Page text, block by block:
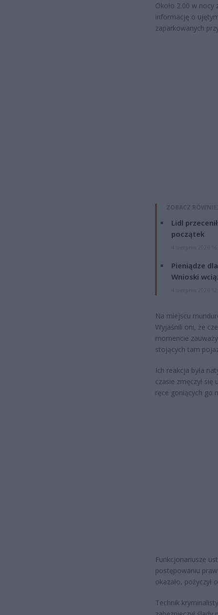
Około 2.00 w
informację o
zaparkowanych
ZOBACZ
Lidl
początek
Pieniądze
Wnioski
Na miejscu
Wyjaśnili oni, że
momencie
stojących tam
Ich reakcja była
czasie zmęczył się
ręce goniących go
Funkcjonariusze
postępowaniu
okazało,
Technik